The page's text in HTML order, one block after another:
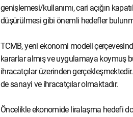
genişlemesi/kullanımı, cari açığın
düşürülmesi gibi önemli hedefler
TCMB, yeni ekonomi modeli
kararlar almış ve uygulamaya koymuş
ihracatçılar üzerinden
de sanayi ve ihracatçılar olmaktadır.
Öncelikle ekonomide liralaşma hedefi